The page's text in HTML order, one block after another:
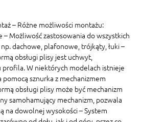
– Różne możliwości montażu:
– Możliwość zastosowania do wszystkich
dachowe, plafonowe, trójkąty, łuki –
obsługi plisy jest uchwyt,
W niektórych modelach istnieje
sznurka z mechanizmem
obsługi plisy może być mechanizm
samohamujący mechanizm, pozwala
na dowolnej wysokości – System